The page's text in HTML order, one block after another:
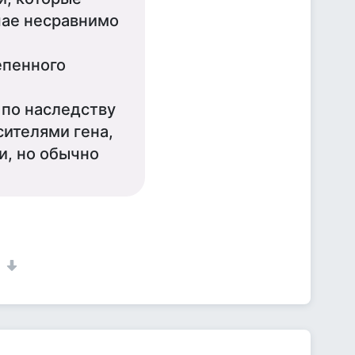
несравнимо
наследству
гeна,
но обычно